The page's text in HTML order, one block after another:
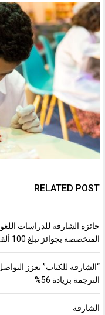
RELATED POST
جائزة الشارقة للدراسات
المتخصصة بجوائز تبلغ 100 ألف دولار
الترجمة بزيادة 56%
الشارقة